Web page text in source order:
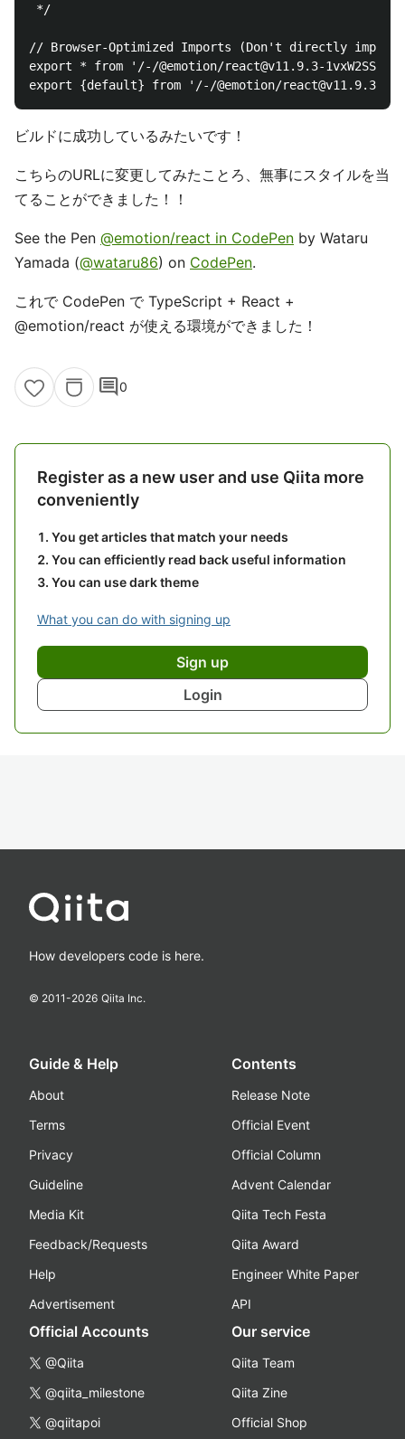
*/
// Browser-Optimized Imports (Don't directly
export * from '/-/@emotion/react@v11.9.3-
ビルドに成功しているみたいです！
こちらのURLに変更してみたことろ、無事にスタイルを当
てることができました！！
See the Pen @emotion/react in CodePen by Wataru
Yamada (@wataru86) on CodePen.
これで CodePen で TypeScript + React +
@emotion/react が使える環境ができました！
comment0
Register as a new user and use Qiita more
conveniently
You get articles that match your needs
You can efficiently read back useful information
You can use dark theme
What you can do with signing up
Sign up
Login
How developers code is here.
© 2011-2026 Qiita Inc.
Guide & Help
About
Terms
Privacy
Guideline
Media Kit
Feedback/Requests
Help
Advertisement
Contents
Release Note
Official Event
Official Column
Advent Calendar
Qiita Tech Festa
Qiita Award
Engineer White Paper
API
Official Accounts
@Qiita
@qiita_milestone
@qiitapoi
Our service
Qiita Team
Qiita Zine
Official Shop